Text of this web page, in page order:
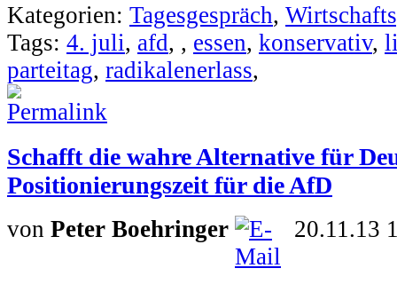
Kategorien: Tagesgespräch,
Tags: 4. juli, afd, , essen, konservativ,
parteitag, radikalenerlass,
Schafft die wahre Alternative für
Positionierungszeit für die AfD
von Peter Boehringer 20.11.13